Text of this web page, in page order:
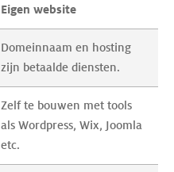
Eigen website
Domeinnaam en hosting
zijn betaalde diensten.
Zelf te bouwen met tools
als Wordpress, Wix, Joomla
etc.